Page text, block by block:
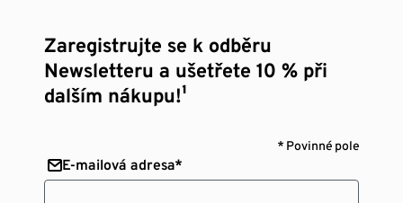
Zaregistrujte se k odběru
Newsletteru a ušetřete 10 % při
dalším nákupu!¹
* Povinné pole
E-mailová adresa*